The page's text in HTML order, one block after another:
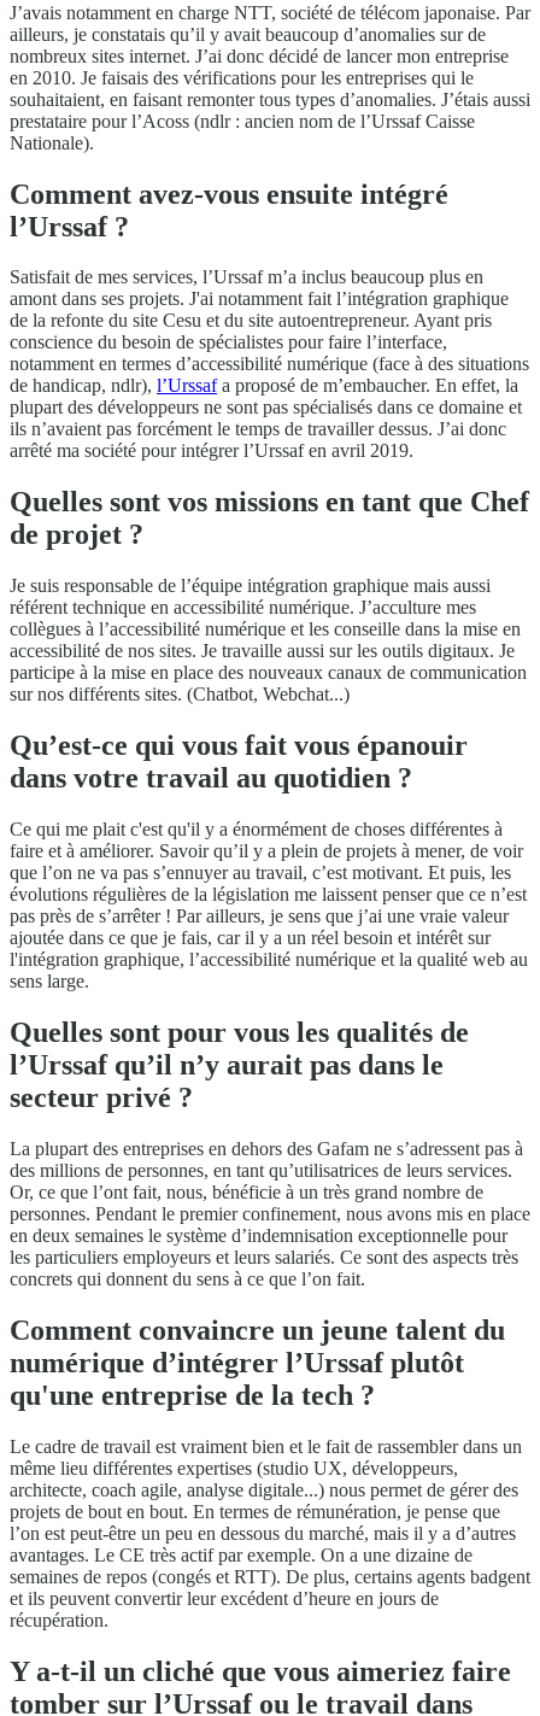
J’avais notamment en charge NTT, société de télécom japonaise. Par
ailleurs, je constatais qu’il y avait beaucoup d’anomalies sur de
nombreux sites internet. J’ai donc décidé de lancer mon entreprise
en 2010. Je faisais des vérifications pour les entreprises qui le
souhaitaient, en faisant remonter tous types d’anomalies. J’étais aussi
prestataire pour l’Acoss (ndlr : ancien nom de l’Urssaf Caisse
Nationale).
Comment avez-vous ensuite intégré
l’Urssaf ?
Satisfait de mes services, l’Urssaf m’a inclus beaucoup plus en
amont dans ses projets. J'ai notamment fait l’intégration graphique
de la refonte du site Cesu et du site autoentrepreneur. Ayant pris
conscience du besoin de spécialistes pour faire l’interface,
notamment en termes d’accessibilité numérique (face à des situations
de handicap, ndlr), l’Urssafa proposé de m’embaucher. En effet, la
plupart des développeurs ne sont pas spécialisés dans ce domaine et
ils n’avaient pas forcément le temps de travailler dessus. J’ai donc
arrêté ma société pour intégrer l’Urssaf en avril 2019.
Quelles sont vos missions en tant que Chef
de projet ?
Je suis responsable de l’équipe intégration graphique mais aussi
référent technique en accessibilité numérique. J’acculture mes
collègues à l’accessibilité numérique et les conseille dans la mise en
accessibilité de nos sites. Je travaille aussi sur les outils digitaux. Je
participe à la mise en place des nouveaux canaux de communication
sur nos différents sites. (Chatbot, Webchat...)
Qu’est-ce qui vous fait vous épanouir
dans votre travail au quotidien ?
Ce qui me plait c'est qu'il y a énormément de choses différentes à
faire et à améliorer. Savoir qu’il y a plein de projets à mener, de voir
que l’on ne va pas s’ennuyer au travail, c’est motivant. Et puis, les
évolutions régulières de la législation me laissent penser que ce n’est
pas près de s’arrêter ! Par ailleurs, je sens que j’ai une vraie valeur
ajoutée dans ce que je fais, car il y a un réel besoin et intérêt sur
l'intégration graphique, l’accessibilité numérique et la qualité web au
sens large.
Quelles sont pour vous les qualités de
l’Urssaf qu’il n’y aurait pas dans le
secteur privé ?
La plupart des entreprises en dehors des Gafam ne s’adressent pas à
des millions de personnes, en tant qu’utilisatrices de leurs services.
Or, ce que l’ont fait, nous, bénéficie à un très grand nombre de
personnes. Pendant le premier confinement, nous avons mis en place
en deux semaines le système d’indemnisation exceptionnelle pour
les particuliers employeurs et leurs salariés. Ce sont des aspects très
concrets qui donnent du sens à ce que l’on fait.
Comment convaincre un jeune talent du
numérique d’intégrer l’Urssaf plutôt
qu'une entreprise de la tech ?
Le cadre de travail est vraiment bien et le fait de rassembler dans un
même lieu différentes expertises (studio UX, développeurs,
architecte, coach agile, analyse digitale...) nous permet de gérer des
projets de bout en bout. En termes de rémunération, je pense que
l’on est peut-être un peu en dessous du marché, mais il y a d’autres
avantages. Le CE très actif par exemple. On a une dizaine de
semaines de repos (congés et RTT). De plus, certains agents badgent
et ils peuvent convertir leur excédent d’heure en jours de
récupération.
Y a-t-il un cliché que vous aimeriez faire
tomber sur l’Urssaf ou le travail dans